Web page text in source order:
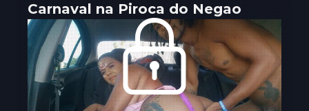
Carnaval na Piroca do Negao